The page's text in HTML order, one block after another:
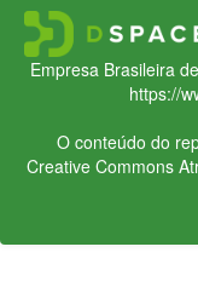
Empresa Brasileira
https://
O conteúdo do
Creative Commons